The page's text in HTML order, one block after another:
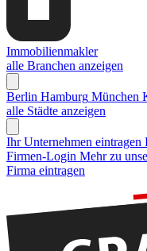
Immobilienmakler
alle Branchen anzeigen
Berlin Hamburg München
alle Städte anzeigen
Ihr Unternehmen eintragen
Firmen-Login Mehr zu
Firma eintragen